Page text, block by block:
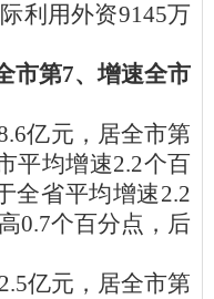
利用外资9145万
市第7、增速全市
亿元，居全市第
平均增速2.2个百
全省平均增速2.2
0.7个百分点，后
2.5亿元，居全市第